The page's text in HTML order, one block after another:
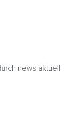
news aktuell